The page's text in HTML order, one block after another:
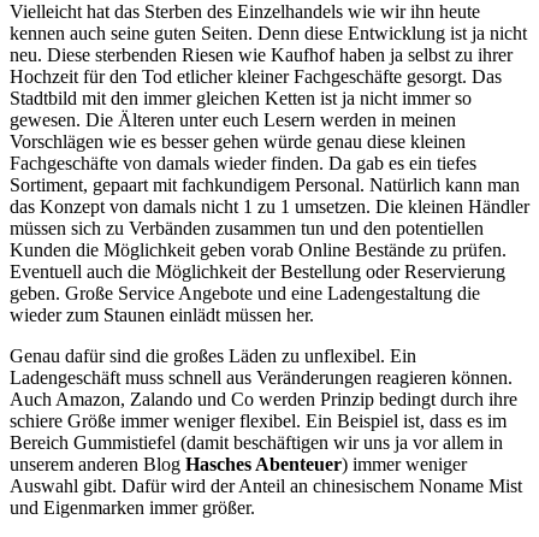
Vielleicht hat das Sterben des Einzelhandels wie wir ihn heute
kennen auch seine guten Seiten. Denn diese Entwicklung ist ja nicht
neu. Diese sterbenden Riesen wie Kaufhof haben ja selbst zu ihrer
Hochzeit für den Tod etlicher kleiner Fachgeschäfte gesorgt. Das
Stadtbild mit den immer gleichen Ketten ist ja nicht immer so
gewesen. Die Älteren unter euch Lesern werden in meinen
Vorschlägen wie es besser gehen würde genau diese kleinen
Fachgeschäfte von damals wieder finden. Da gab es ein tiefes
Sortiment, gepaart mit fachkundigem Personal. Natürlich kann man
das Konzept von damals nicht 1 zu 1 umsetzen. Die kleinen Händler
müssen sich zu Verbänden zusammen tun und den potentiellen
Kunden die Möglichkeit geben vorab Online Bestände zu prüfen.
Eventuell auch die Möglichkeit der Bestellung oder Reservierung
geben. Große Service Angebote und eine Ladengestaltung die
wieder zum Staunen einlädt müssen her.
Genau dafür sind die großes Läden zu unflexibel. Ein
Ladengeschäft muss schnell aus Veränderungen reagieren können.
Auch Amazon, Zalando und Co werden Prinzip bedingt durch ihre
schiere Größe immer weniger flexibel. Ein Beispiel ist, dass es im
Bereich Gummistiefel (damit beschäftigen wir uns ja vor allem in
unserem anderen Blog Hasches Abenteuer) immer weniger
Auswahl gibt. Dafür wird der Anteil an chinesischem Noname Mist
und Eigenmarken immer größer.